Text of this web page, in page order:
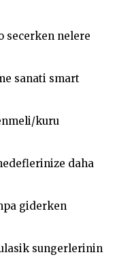
secerken nelere
sanati smart
kuru
daha
giderken
sungerlerinin